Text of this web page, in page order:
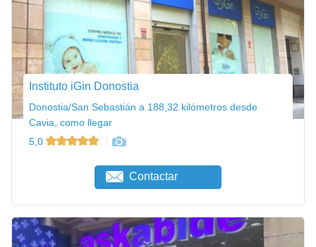
Instituto iGin Donostia
Donostia/San Sebastián a 188,32 kilómetros desde
Cavia, como llegar
5,0
Contactar